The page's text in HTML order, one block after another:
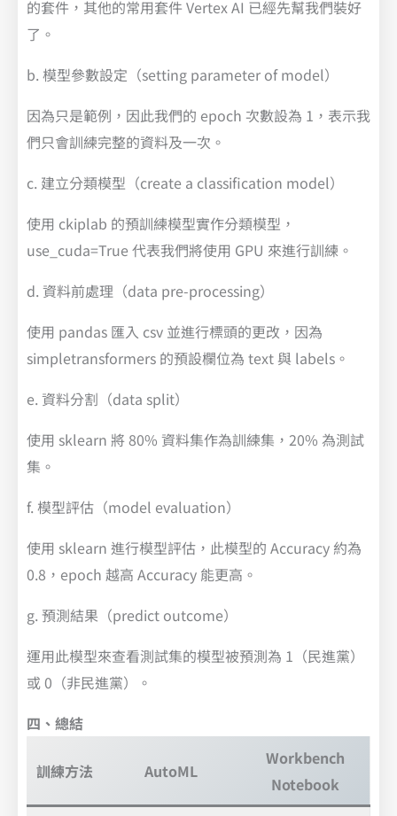
的套件，其他的常用套件 Vertex AI 已經先幫我們裝好
了。
b. 模型參數設定（setting parameter of model）
因為只是範例，因此我們的 epoch 次數設為 1，表示我
們只會訓練完整的資料及一次。
c. 建立分類模型（create a classification model）
使用 ckiplab 的預訓練模型實作分類模型，
use_cuda=True 代表我們將使用 GPU 來進行訓練。
d. 資料前處理（data pre-processing）
使用 pandas 匯入 csv 並進行標頭的更改，因為
simpletransformers 的預設欄位為 text 與 labels。
e. 資料分割（data split）
使用 sklearn 將 80% 資料集作為訓練集，20% 為測試
集。
f. 模型評估（model evaluation）
使用 sklearn 進行模型評估，此模型的 Accuracy 約為
0.8，epoch 越高 Accuracy 能更高。
g. 預測結果（predict outcome）
運用此模型來查看測試集的模型被預測為 1（民進黨）
或 0（非民進黨）。
四、總結
訓練方法 AutoML
Workbench
Notebook